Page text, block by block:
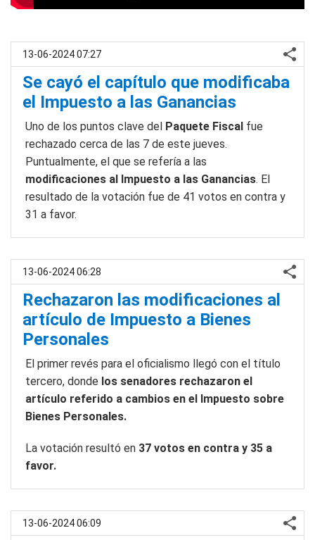
13-06-2024 07:27
Se cayó el capítulo que modificaba
el Impuesto a las Ganancias
Uno de los puntos clave del Paquete Fiscal fue
rechazado cerca de las 7 de este jueves.
Puntualmente, el que se refería a las
modificaciones al Impuesto a las Ganancias. El
resultado de la votación fue de 41 votos en contra y
31 a favor.
13-06-2024 06:28
Rechazaron las modificaciones al
artículo de Impuesto a Bienes
Personales
El primer revés para el oficialismo llegó con el título
tercero, donde los senadores rechazaron el
artículo referido a cambios en el Impuesto sobre
Bienes Personales.
La votación resultó en 37 votos en contra y 35 a
favor.
13-06-2024 06:09